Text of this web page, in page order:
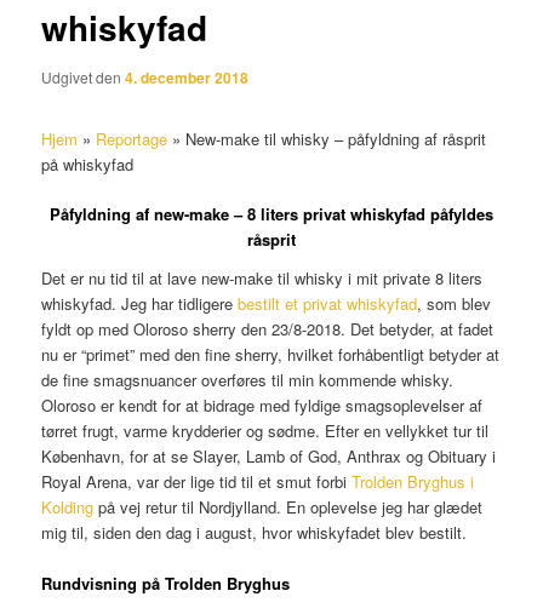
whiskyfad
Udgivet den4. december 2018
Hjem » Reportage » New-make til whisky – påfyldning af råsprit
på whiskyfad
Påfyldning af new-make – 8 liters privat whiskyfad påfyldes
råsprit
Det er nu tid til at lave new-make til whisky i mit private 8 liters
whiskyfad. Jeg har tidligerebestilt et privat whiskyfad, som blev
fyldt op med Oloroso sherry den 23/8-2018. Det betyder, at fadet
nu er “primet” med den fine sherry, hvilket forhåbentligt betyder at
de fine smagsnuancer overføres til min kommende whisky.
Oloroso er kendt for at bidrage med fyldige smagsoplevelser af
tørret frugt, varme krydderier og sødme. Efter en vellykket tur til
København, for at se Slayer, Lamb of God, Anthrax og Obituary i
Royal Arena, var der lige tid til et smut forbiTrolden Bryghus i
Kolding på vej retur til Nordjylland. En oplevelse jeg har glædet
mig til, siden den dag i august, hvor whiskyfadet blev bestilt.
Rundvisning på Trolden Bryghus